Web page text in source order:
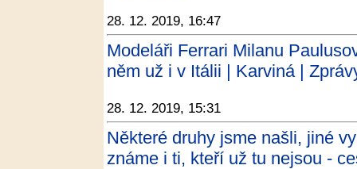
28. 12. 2019, 16:47
Modeláři Ferrari Milanu
něm už i v Itálii | Karviná |
28. 12. 2019, 15:31
Některé druhy jsme našli, jiné
známe i ti, kteří už tu nejsou -